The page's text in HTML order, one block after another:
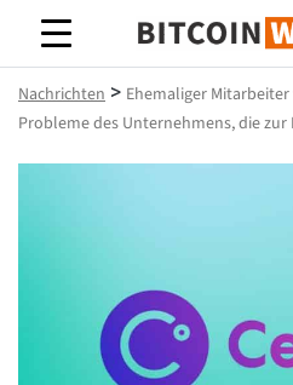
Bitcoin-
Nachrichten > Ehemaliger
Probleme des Unternehmens, die